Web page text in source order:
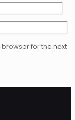
for the next